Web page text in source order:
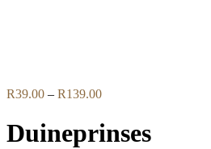
R39.00 – R139.00Price
R39.00
through
Duineprinses